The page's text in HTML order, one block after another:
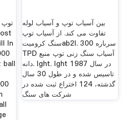
توپ
In
ball
بین آسیاب توپ و آسیاب لوله
تفاوت می کند. از آسیاب توپ
سنگ کرومیتab2l. 300 سرباره
TPD آسیاب سنگ زنی توپ منبع
دانه. lght. lght در سال 1987
تاسیس شده و در طول 30 سال
گذشته، 124 اختراع ثبت شده در
شركت های سنگ